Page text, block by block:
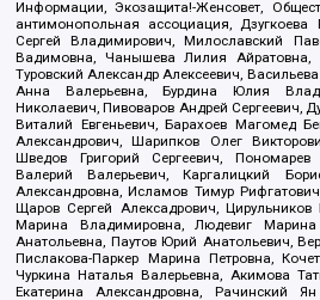
Информации, Экозащита!-Женсовет,
антимонопольная ассоциация, Дзугкоева
Сергей Владимирович, Милославский
Вадимовна, Чанышева Лилия Айратовна,
Туровский Александр Алексеевич,
Анна Валерьевна, Бурдина Юлия
Николаевич, Пивоваров Андрей Сергеевич,
Виталий Евгеньевич, Барахоев Магомед
Александрович, Шарипков Олег
Шведов Григорий Сергеевич,
Валерий Валерьевич, Каргалицкий
Александровна, Исламов Тимур
Щаров Сергей Алексадрович, Цирульников
Марина Владимировна, Людевиг Марина
Анатольевна, Паутов Юрий Анатольевич,
Пислакова-Паркер Марина Петровна,
Чуркина Наталья Валерьевна, Акимова
Екатерина Александровна, Рачинский